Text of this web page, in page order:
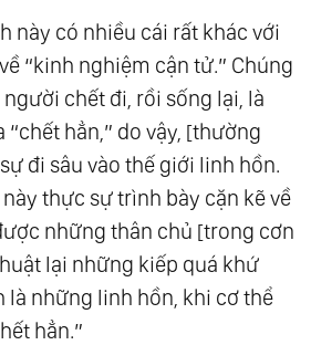
Nhà Bếp - 1001 Bữa Trưa
Pdf
Đường - Jeffrey A. Wands
12 - Zecharia Sitchin Pdf
Một Linh Hồn Pdf
Của Linh Hồn Pdf
Pdf
này có nhiều cái rất khác với
“kinh nghiệm cận tử.” Chúng
chết đi, rồi sống lại, là
hẳn,” do vậy, [thường
đi sâu vào thế giới linh hồn.
thực sự trình bày cặn kẽ về
những thân chủ [trong cơn
lại những kiếp quá khứ
là những linh hồn, khi cơ thể
hẳn.”